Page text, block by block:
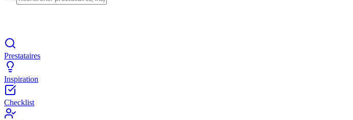
Prestataires
Inspiration
Checklist